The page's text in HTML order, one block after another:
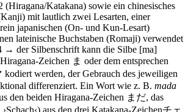
(Hiragana/Katakana) sowie ein chinesisches
mit lautlich zwei Lesarten, einer
japanischen (On- und Kun-Lesart)
lateinische Buchstaben (Romaji) verwendet
→ der Silbenschrift kann die Silbe [ma]
Zeichen ま oder dem entsprechen
kodiert werden, der Gebrauch des jeweiligen
differenziert. Ein Wort wie z. B. mada
den beiden Hiragana-Zeichen ま だ, das